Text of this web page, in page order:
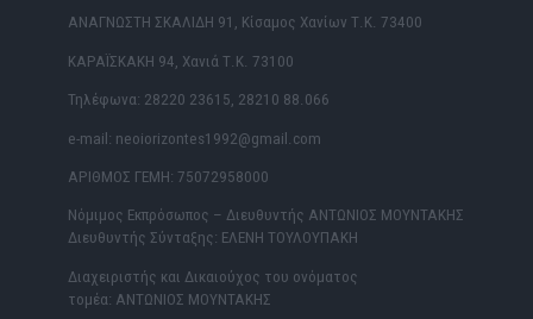
ΑΝΑΓΝΩΣΤΗ ΣΚΑΛΙΔΗ 91, Κίσαμος Χανίων Τ.Κ. 73400
ΚΑΡΑΪΣΚΑΚΗ 94, Χανιά Τ.Κ. 73100
Τηλέφωνα: 28220 23615, 28210 88.066
e-mail: neoiorizontes1992@gmail.com
ΑΡΙΘΜΟΣ ΓΕΜΗ: 75072958000
Νόμιμος Εκπρόσωπος – Διευθυντής ΑΝΤΩΝΙΟΣ ΜΟΥΝΤΑΚΗΣ
Διευθυντής Σύνταξης: ΕΛΕΝΗ ΤΟΥΛΟΥΠΑΚΗ
Διαχειριστής και Δικαιούχος του ονόματος
τομέα: ΑΝΤΩΝΙΟΣ ΜΟΥΝΤΑΚΗΣ